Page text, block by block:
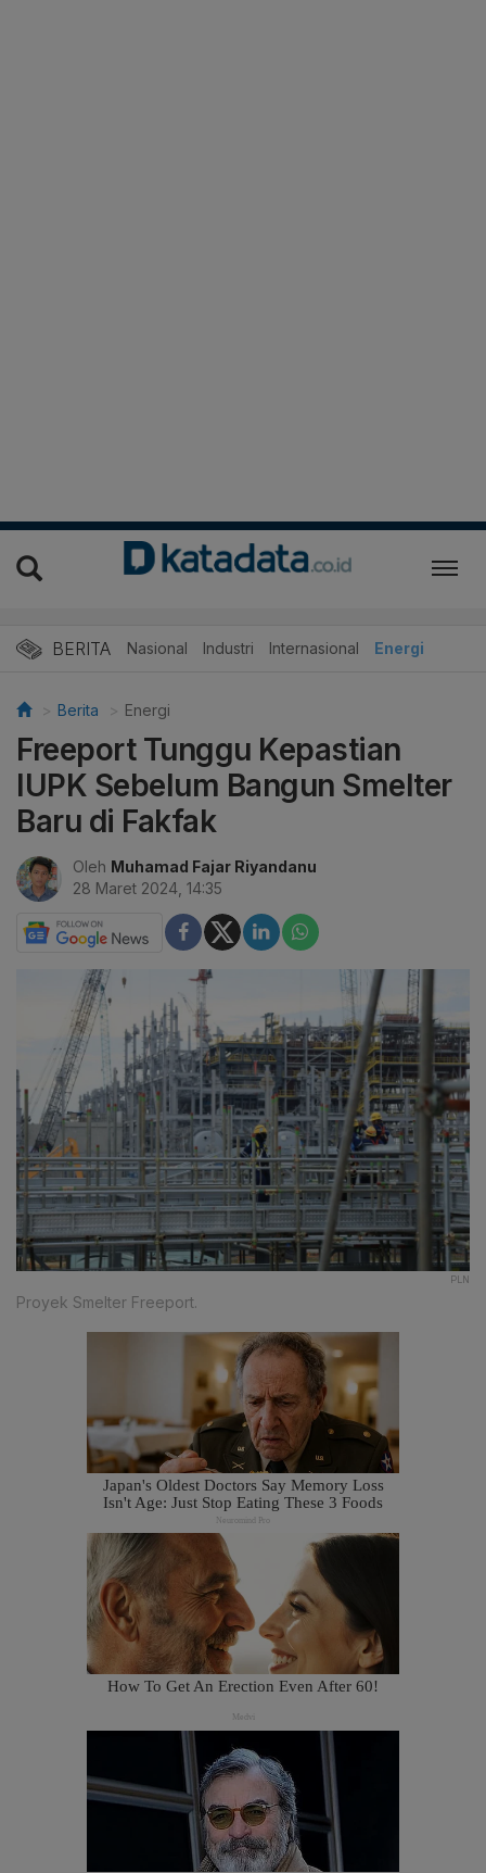
BERITA Nasional Industri Internasional Energi
Berita Energi
Freeport Tunggu Kepastian
IUPK Sebelum Bangun Smelter
Baru di Fakfak
Oleh Muhamad Fajar Riyandanu
28 Maret 2024, 14:35
PLN
Proyek Smelter Freeport.